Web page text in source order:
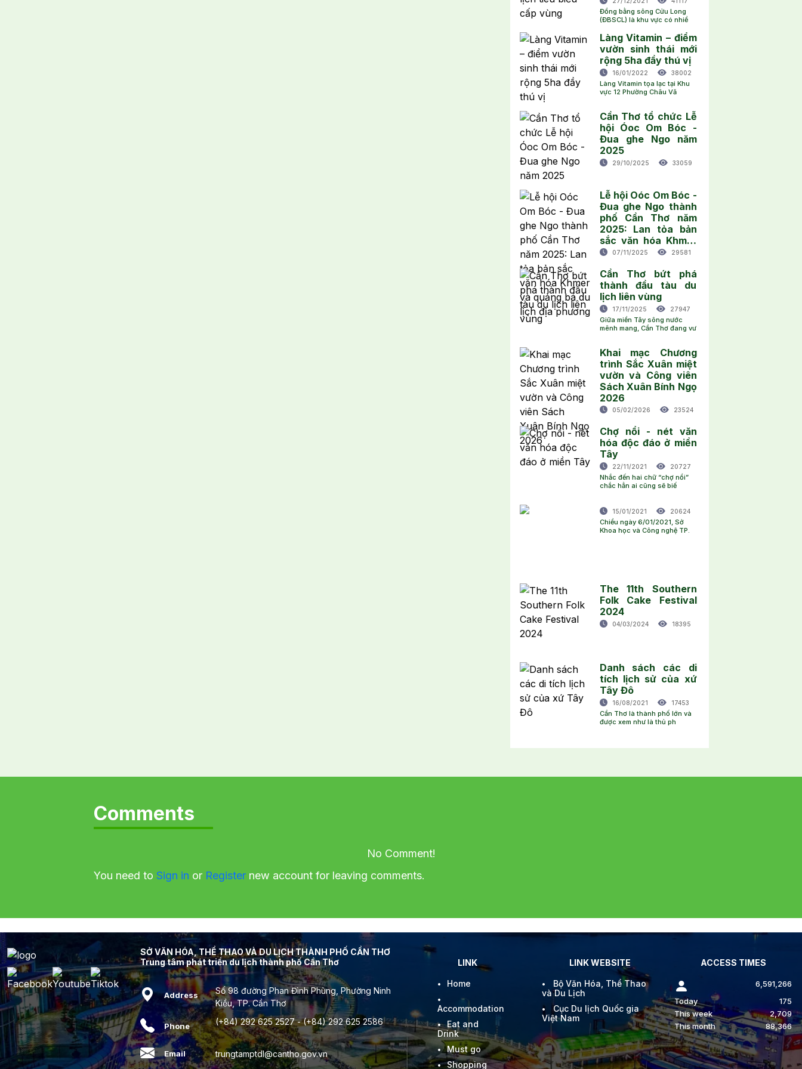
Đồng bằng sông Cửu Long
(ĐBSCL) là khu vực có nhiề
Làng Vitamin – điểm
vườn sinh thái mới
rộng 5ha đầy thú vị
16/01/2022 38002
Làng Vitamin tọa lạc tại Khu
vực 12 Phường Châu Vă
Cần Thơ tổ chức Lễ
hội Óoc Om Bóc -
Đua ghe Ngo năm
2025
29/10/2025 33059
Lễ hội Oóc Om Bóc -
Đua ghe Ngo thành
phố Cần Thơ năm
2025: Lan tỏa bản
sắc văn hóa Khmer
và quảng bá du lịch
07/11/2025 29581
Cần Thơ bứt phá
thành đầu tàu du
lịch liên vùng
17/11/2025 27947
Giữa miền Tây sông nước
mênh mang, Cần Thơ đang vư
Khai mạc Chương
trình Sắc Xuân miệt
vườn và Công viên
Sách Xuân Bính Ngọ
2026
05/02/2026 23524
Chợ nổi - nét văn
hóa độc đáo ở miền
Tây
22/11/2021 20727
Nhắc đến hai chữ “chợ nổi”
chắc hẳn ai cũng sẽ biế
15/01/2021 20624
Chiều ngày 6/01/2021, Sở
Khoa học và Công nghệ TP.
The 11th Southern
Folk Cake Festival
2024
04/03/2024 18395
Danh sách các di
tích lịch sử của xứ
Tây Đô
16/08/2021 17453
Cần Thơ là thành phố lớn và
được xem như là thủ ph
Comments
No Comment!
You need to Sign in or Registernew account for leaving comments.
SỞ VĂN HÓA, THỂ THAO VÀ DU LỊCH THÀNH PHỐ CẦN THƠ
Trung tâm phát triển du lịch thành phố Cần Thơ
Address
Số 98 đường Phan Đình Phùng, Phường Ninh
Kiều, TP. Cần Thơ
Phone (+84) 292 625 2527 - (+84) 292 625 2586
Email trungtamptdl@cantho.gov.vn
LINK
Home
Accommodation
Eat and
Drink
Must go
Shopping
LINK WEBSITE
Bộ Văn Hóa, Thể Thao
và Du Lịch
Cục Du lịch Quốc gia
Việt Nam
ACCESS TIMES
6,591,266
Today
175
This week
2,709
This month
88,366